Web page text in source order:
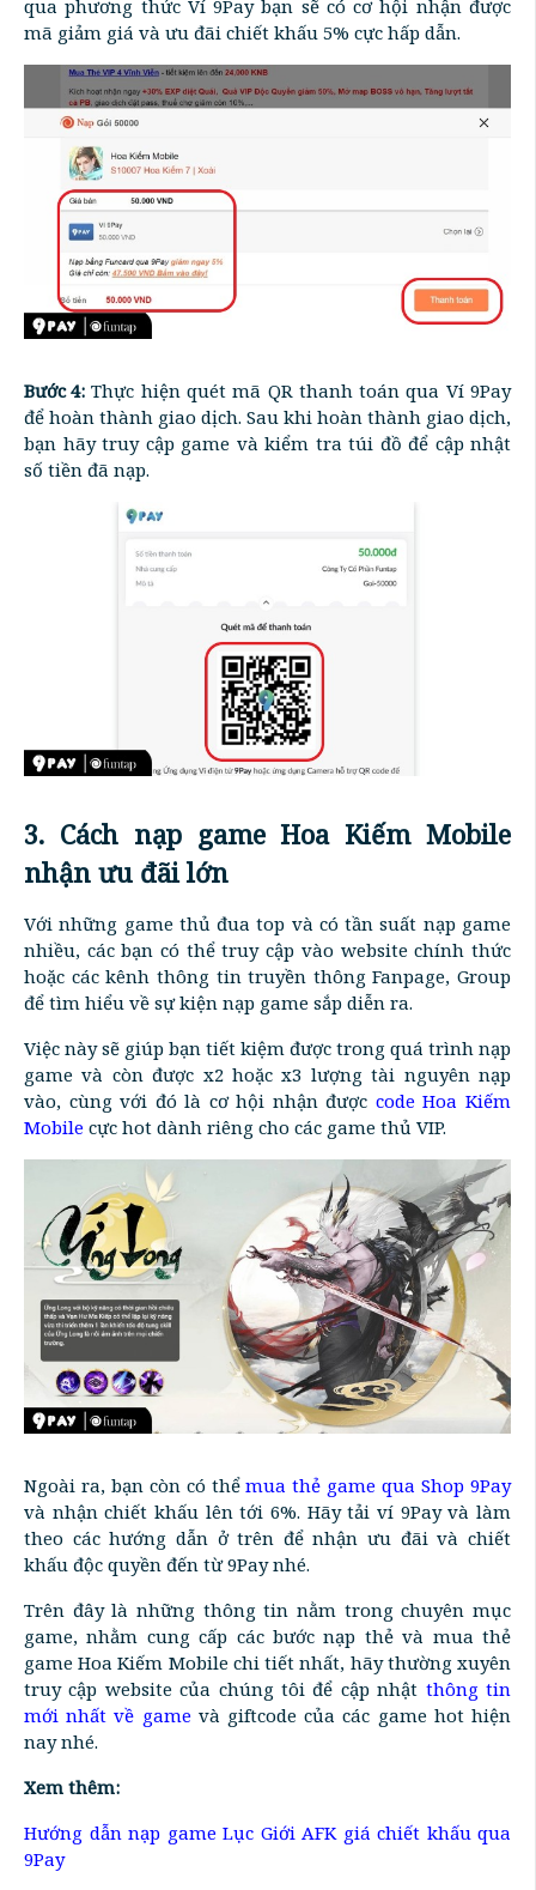
qua phương thức Ví 9Pay bạn sẽ có cơ hội nhận được
mã giảm giá và ưu đãi chiết khấu 5% cực hấp dẫn.
Bước 4: Thực hiện quét mã QR thanh toán qua Ví 9Pay
để hoàn thành giao dịch. Sau khi hoàn thành giao dịch,
bạn hãy truy cập game và kiểm tra túi đồ để cập nhật
số tiền đã nạp.
3. Cách nạp game Hoa Kiếm Mobile
nhận ưu đãi lớn
Với những game thủ đua top và có tần suất nạp game
nhiều, các bạn có thể truy cập vào website chính thức
hoặc các kênh thông tin truyền thông Fanpage, Group
để tìm hiểu về sự kiện nạp game sắp diễn ra.
Việc này sẽ giúp bạn tiết kiệm được trong quá trình nạp
game và còn được x2 hoặc x3 lượng tài nguyên nạp
vào, cùng với đó là cơ hội nhận được code Hoa Kiếm
Mobile cực hot dành riêng cho các game thủ VIP.
Ngoài ra, bạn còn có thểmua thẻ game qua Shop 9Pay
và nhận chiết khấu lên tới 6%. Hãy tải ví 9Pay và làm
theo các hướng dẫn ở trên để nhận ưu đãi và chiết
khấu độc quyền đến từ 9Pay nhé.
Trên đây là những thông tin nằm trong chuyên mục
game, nhằm cung cấp các bước nạp thẻ và mua thẻ
game Hoa Kiếm Mobile chi tiết nhất, hãy thường xuyên
truy cập website của chúng tôi để cập nhật thông tin
mới nhất về gamevà giftcode của các game hot hiện
nay nhé.
Xem thêm:
Hướng dẫn nạp game Lục Giới AFK giá chiết khấu qua
9Pay